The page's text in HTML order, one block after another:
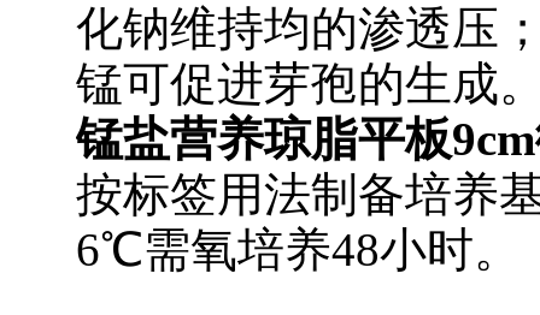
化钠维持均的渗透压
锰可促进芽孢的生成
锰盐营养琼脂平板9cm
按标签用法制备培养
6℃需氧培养48小时。